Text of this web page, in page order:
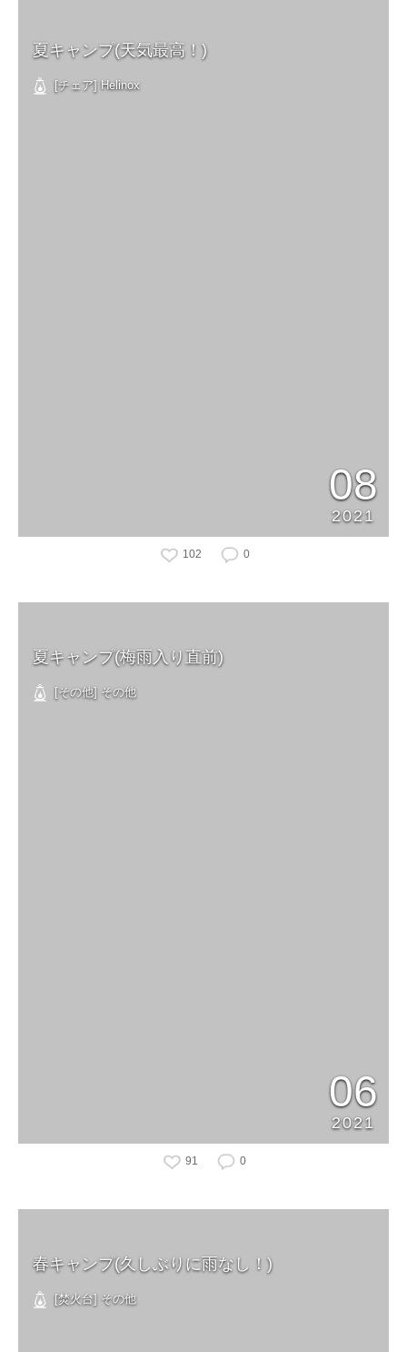
夏キャンプ(天気最高！)
[チェア] Helinox
08
2021
102 0
夏キャンプ(梅雨入り直前)
[その他] その他
06
2021
91 0
春キャンプ(久しぶりに雨なし！)
[焚火台] その他